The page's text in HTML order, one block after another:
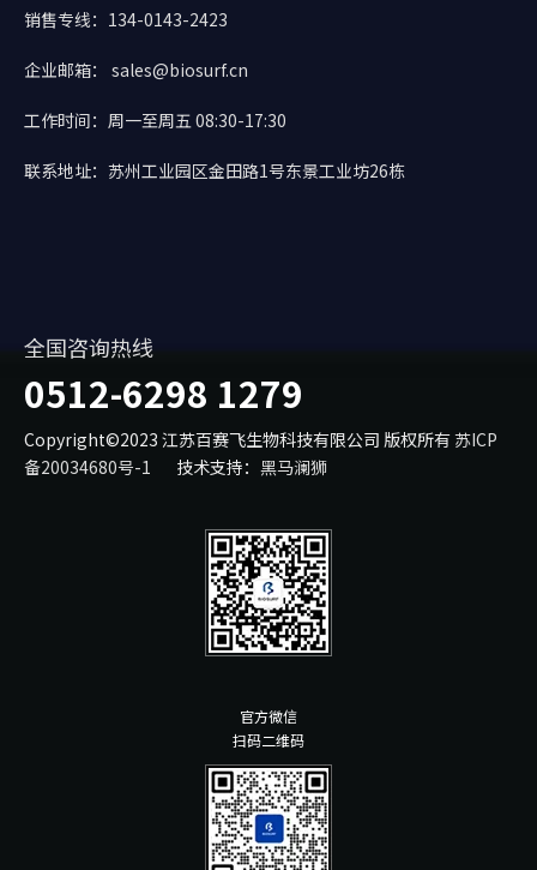
销售专线：134-0143-2423
企业邮箱： sales@biosurf.cn
工作时间：周一至周五 08:30-17:30
联系地址：苏州工业园区金田路1号东景工业坊26栋
全国咨询热线
0512-6298 1279
Copyright©2023 江苏百赛飞生物科技有限公司 版权所有苏ICP
备20034680号-1
技术支持： 黑马澜狮
官方微信
扫码二维码